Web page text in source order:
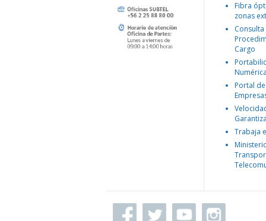
Fibra
zonas
Consulta
Cargo
Portal
Trabaja